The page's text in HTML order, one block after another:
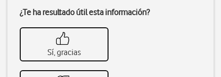
¿Te ha resultado útil esta información?
Sí, gracias